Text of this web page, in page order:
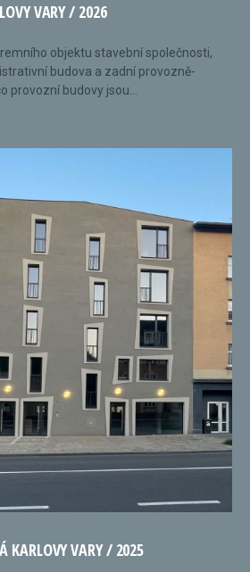
VARY / 2026
objektu stavební společnosti,
budova a zadní provozně-
provozní budovy jsou...
KARLOVY VARY / 2025